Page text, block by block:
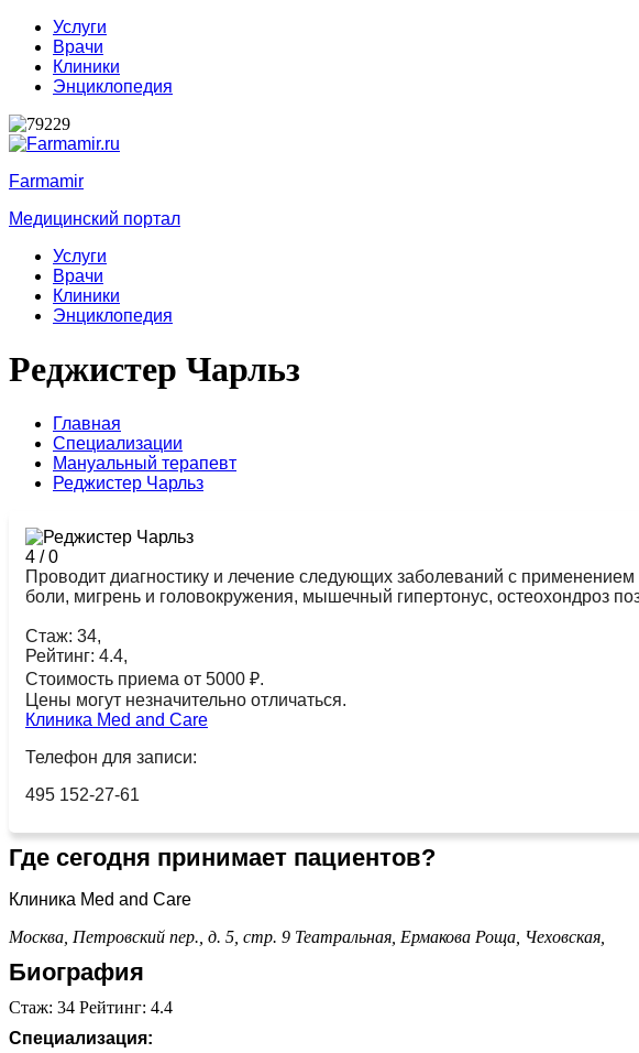
Услуги
Врачи
Клиники
Энциклопедия
Farmamir
Медицинский портал
Услуги
Врачи
Клиники
Энциклопедия
Реджистер Чарльз
Главная
Специализации
Мануальный терапевт
Реджистер Чарльз
4 /0
Проводит диагностику и лечение следующих заболеваний с
боли, мигрень и головокружения, мышечный гипертонус, остеохондроз
Стаж: 34,
Рейтинг: 4.4,
Стоимость приема от 5000 ₽.
Цены могут незначительно отличаться.
Клиника Med and Care
Телефон для записи:
495 152-27-61
Где сегодня принимает пациентов?
Клиника Med and Care
Москва, Петровский пер., д. 5, стр. 9 Театральная, Ермакова Роща, Чеховская,
Биография
Стаж: 34 Рейтинг: 4.4
Специализация: